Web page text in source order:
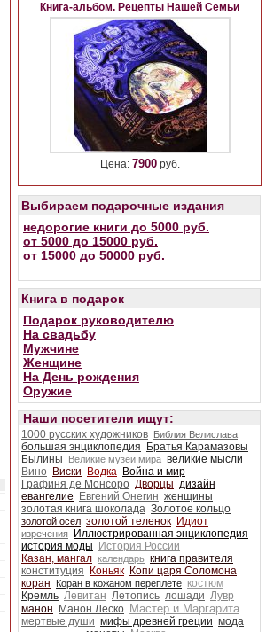
Книга-альбом. Рецепты Нашей Семьи
Цена: 7900руб.
Выбираем подарочные издания
недорогие книги до 5000 руб.
от 5000 до 15000 руб.
от 15000 до 50000 руб.
Книга в подарок
Подарок руководителю
На свадьбу
Мужчине
Женщине
На День рождения
Оружие
Наши посетители ищут:
1000 русских художников Библия Велислава
большая энциклопедия
Братья Карамазовы
Былины
Великие музеи мира великие мысли
Вино
Виски Водка Война и мир
Графиня де Монсоро Дворцы дизайн
евангелие
Евгений Онегин женщины
золотая книга шоколада Золотое кольцо
золотой осел золотой теленок Идиот
изречения
Иллюстрированная энциклопедия
история моды
История России
Казан, мангал календарь книга правителя
конституция
Коньяк Копи царя Соломона
коран
Коран в кожаном переплете костюм
Кремль Левитан Летопись лошади Лувр
манон
Манон Леско Мастер и Маргарита
мертвые души мифы древней греции мода